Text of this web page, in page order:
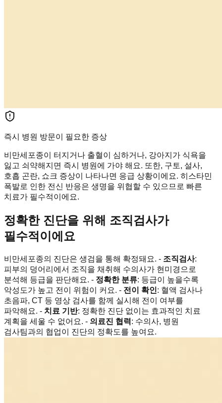
즉시 병원 방문이 필요한 증상
비만세포종이 터지거나 출혈이 심하거나, 강아지가 식욕을
잃고 쇠약해지면 즉시 병원에 가야 해요. 또한, 구토, 설사,
호흡 곤란, 쇼크 증상이 나타나면 응급 상황이에요. 히스타민
폭발로 인한 전신 반응은 생명을 위협할 수 있으므로 빠른
치료가 필수적이에요.
정확한 진단을 위해 조직검사가
필수적이에요
비만세포종의 진단은 생검을 통해 확정돼요. - 조직검사:
피부의 덩어리에서 조직을 채취해 수의사가 현미경으로
분석해 등급을 판단해요. - 정확한 분류: 등급이 높을수록
악성도가 높고 전이 위험이 커요. - 전이 확인: 혈액 검사나
초음파, CT 등 영상 검사를 함께 실시해 전이 여부를
파악해요. - 치료 기반: 정확한 진단 없이는 효과적인 치료
계획을 세울 수 없어요. - 의료진 협력: 수의사, 병원
검사팀과의 협업이 진단의 정확도를 높여요.